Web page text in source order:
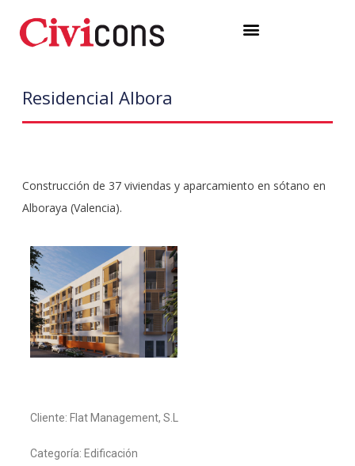
contenido
Menú
Residencial Albora
Construcción de 37 viviendas y aparcamiento en sótano en
Alboraya (Valencia).
Cliente: Flat Management, S.L
Categoría: Edificación